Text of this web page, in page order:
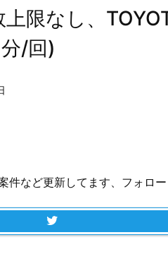
上限なし、
/回)
件など更新してます、フォロー